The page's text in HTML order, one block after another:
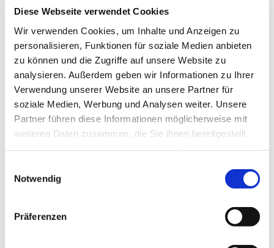
Diese Webseite verwendet Cookies
Wir verwenden Cookies, um Inhalte und Anzeigen zu
personalisieren, Funktionen für soziale Medien anbieten
zu können und die Zugriffe auf unsere Website zu
analysieren. Außerdem geben wir Informationen zu Ihrer
Verwendung unserer Website an unsere Partner für
soziale Medien, Werbung und Analysen weiter. Unsere
Partner führen diese Informationen möglicherweise mit
weiteren Daten zusammen, die Sie ihnen bereitgestellt
Notwendig
Präferenzen
Dies könnte Sie auch
interessieren